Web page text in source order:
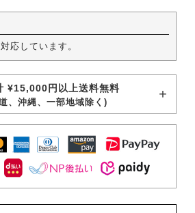
応しています。
¥15,000円以上送料無料
、沖縄、一部地域除く)